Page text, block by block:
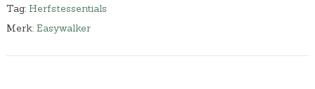
Tag: Herfstessentials
Merk: Easywalker